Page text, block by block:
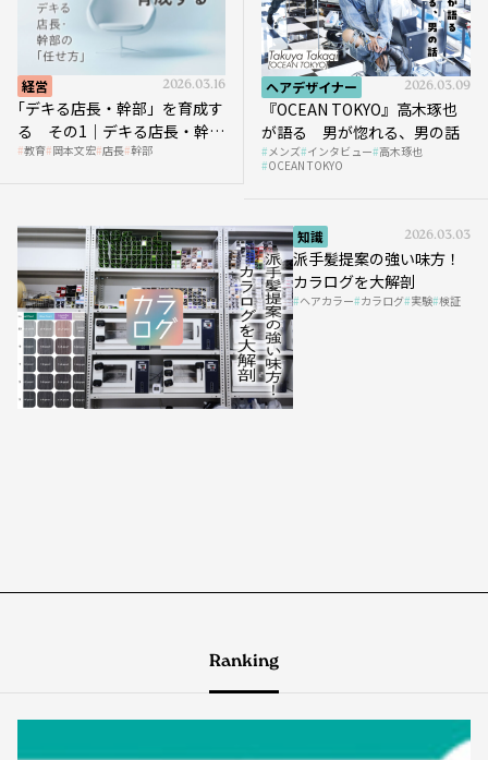
経営 2026.03.16
｢デキる店長・幹部」を育成す
る その1｜デキる店長・幹部
の「任せ方」
教育 岡本文宏 店長 幹部
ヘアデザイナー 2026.03.09
『OCEAN TOKYO』高木琢也
が語る 男が惚れる、男の話
メンズ インタビュー 高木琢也
OCEAN TOKYO
知識 2026.03.03
派手髪提案の強い味方！
カラログを大解剖
ヘアカラー カラログ 実験 検証
Ranking